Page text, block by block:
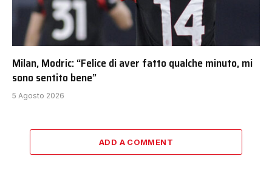
Milan, Modric: “Felice di aver fatto qualche minuto, mi
sono sentito bene”
5 Agosto 2026
ADD A COMMENT